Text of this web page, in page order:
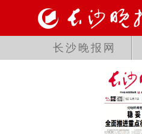
长沙晚报网